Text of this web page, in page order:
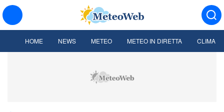
HOME NEWS METEO METEO IN DIRETTA CLIMA